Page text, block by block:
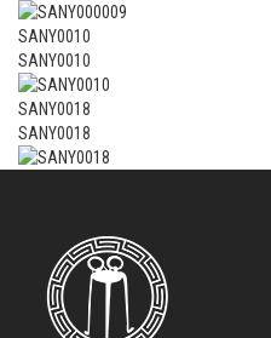
SANY0010
SANY0010
SANY0018
SANY0018